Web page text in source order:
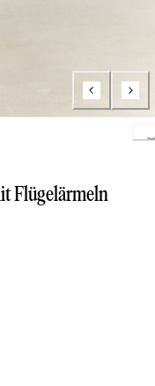
Flügelärmeln